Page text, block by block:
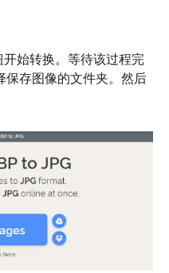
开始转换。等待该过程完
保存图像的文件夹。然后